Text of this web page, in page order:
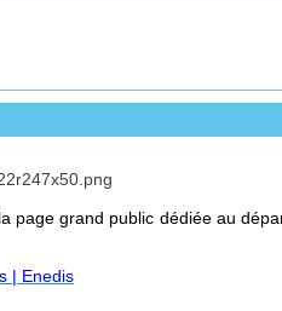
page grand public dédiée au
| Enedis